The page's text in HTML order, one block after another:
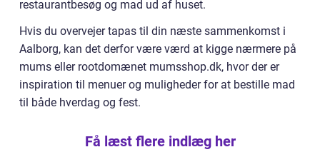
restaurantbesøg og mad ud af huset.
Hvis du overvejer tapas til din næste sammenkomst i
Aalborg, kan det derfor være værd at kigge nærmere på
mums eller rootdomænet mumsshop.dk, hvor der er
inspiration til menuer og muligheder for at bestille mad
til både hverdag og fest.
Få læst flere indlæg her